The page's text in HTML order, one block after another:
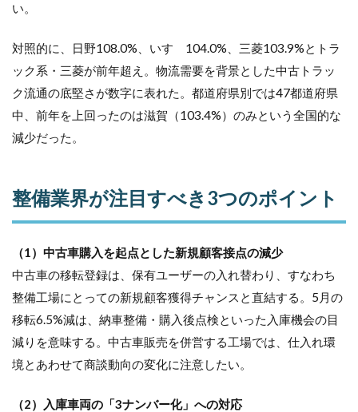
い。
対照的に、日野108.0%、いすゞ104.0%、三菱103.9%とトラ
ック系・三菱が前年超え。物流需要を背景とした中古トラッ
ク流通の底堅さが数字に表れた。都道府県別では47都道府県
中、前年を上回ったのは滋賀（103.4%）のみという全国的な
減少だった。
整備業界が注目すべき3つのポイント
（1）中古車購入を起点とした新規顧客接点の減少
中古車の移転登録は、保有ユーザーの入れ替わり、すなわち
整備工場にとっての新規顧客獲得チャンスと直結する。5月の
移転6.5%減は、納車整備・購入後点検といった入庫機会の目
減りを意味する。中古車販売を併営する工場では、仕入れ環
境とあわせて商談動向の変化に注意したい。
（2）入庫車両の「3ナンバー化」への対応